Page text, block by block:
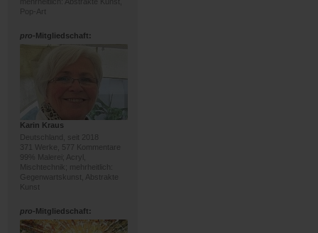
Pop-Art
pro-Mitgliedschaft:
Karin Kraus
Deutschland, seit 2018
371 Werke, 577 Kommentare
99% Malerei; Acryl,
Mischtechnik; mehrheitlich:
Gegenwartskunst, Abstrakte
Kunst
pro-Mitgliedschaft: